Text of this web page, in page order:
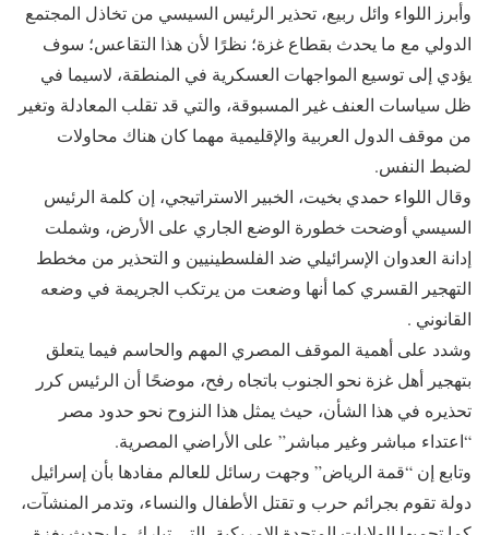
وأبرز اللواء وائل ربيع، تحذير الرئيس السيسي من تخاذل المجتمع
الدولي مع ما يحدث بقطاع غزة؛ نظرًا لأن هذا التقاعس؛ سوف
يؤدي إلى توسيع المواجهات العسكرية في المنطقة، لاسيما في
ظل سياسات العنف غير المسبوقة، والتي قد تقلب المعادلة وتغير
من موقف الدول العربية والإقليمية مهما كان هناك محاولات
لضبط النفس.
وقال اللواء حمدي بخيت، الخبير الاستراتيجي، إن كلمة الرئيس
السيسي أوضحت خطورة الوضع الجاري على الأرض، وشملت
إدانة العدوان الإسرائيلي ضد الفلسطينيين و التحذير من مخطط
التهجير القسري كما أنها وضعت من يرتكب الجريمة في وضعه
القانوني .
وشدد على أهمية الموقف المصري المهم والحاسم فيما يتعلق
بتهجير أهل غزة نحو الجنوب باتجاه رفح، موضحًا أن الرئيس كرر
تحذيره في هذا الشأن، حيث يمثل هذا النزوح نحو حدود مصر
“اعتداء مباشر وغير مباشر” على الأراضي المصرية.
وتابع إن “قمة الرياض” وجهت رسائل للعالم مفادها بأن إسرائيل
دولة تقوم بجرائم حرب و تقتل الأطفال والنساء، وتدمر المنشآت،